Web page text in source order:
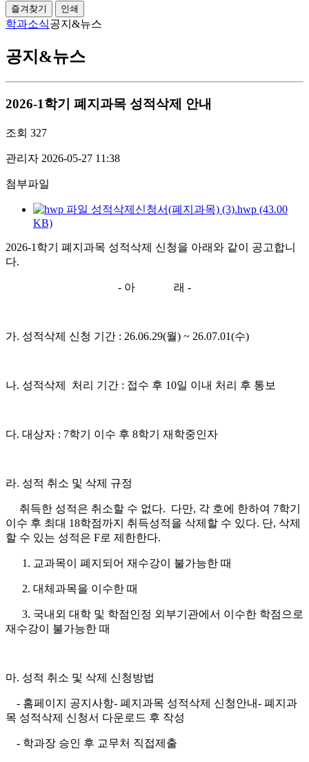
즐겨찾기 인쇄
학과소식공지&뉴스
공지&뉴스
2026-1학기 폐지과목 성적삭제 안내
조회 327
관리자 2026-05-27 11:38
첨부파일
성적삭제신청서(폐지과목) (3).hwp (43.00
KB)
2026-1 학기 폐지과목 성적삭제 신청을 아래와 같이 공고합니
다.
- 아 래 -
가. 성적삭제 신청 기간 : 26.06.29(월) ~ 26.07.01(수)
나. 성적삭제 처리 기간 : 접수 후 10일 이내 처리 후 통보
다. 대상자 : 7학기 이수 후 8학기 재학중인자
라. 성적 취소 및 삭제 규정
취득한 성적은 취소할 수 없다. 다만, 각 호에 한하여 7학기
이수 후 최대 18학점까지 취득성적을 삭제할 수 있다. 단, 삭제
할 수 있는 성적은 F로 제한한다.
1. 교과목이 폐지되어 재수강이 불가능한 때
2. 대체과목을 이수한 때
3. 국내외 대학 및 학점인정 외부기관에서 이수한 학점으로
재수강이 불가능한 때
마. 성적 취소 및 삭제 신청방법
- 홈페이지 공지사항- 폐지과목 성적삭제 신청안내- 폐지과
목 성적삭제 신청서 다운로드 후 작성
- 학과장 승인 후 교무처 직접제출